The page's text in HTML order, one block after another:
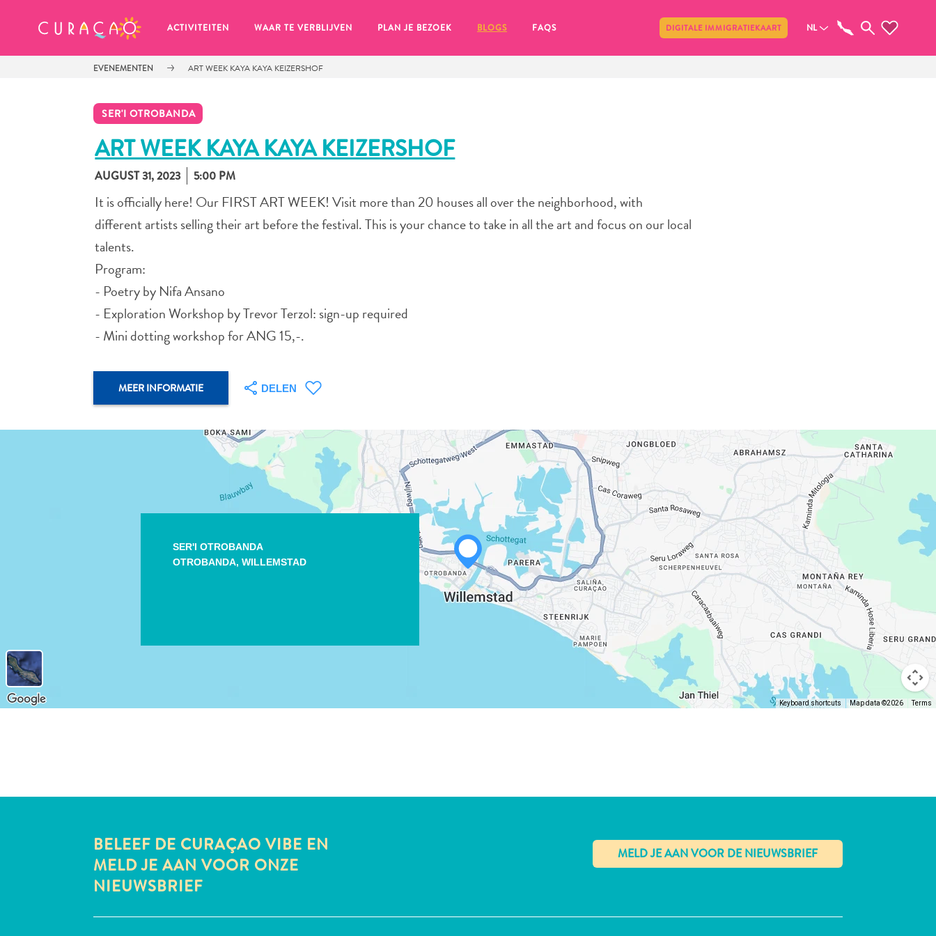
ACTIVITEITEN WAAR TE VERBLIJVEN PLAN JE BEZOEK BLOGS FAQS DIGITALE IMMIGRATIEKAART NL
EVENEMENTEN ART WEEK KAYA KAYA KEIZERSHOF
SER'I OTROBANDA
ART WEEK KAYA KAYA KEIZERSHOF
AUGUST 31, 2023 5:00 PM
It is officially here! Our FIRST ART WEEK! Visit more than 20 houses all over the neighborhood, with
different artists selling their art before the festival. This is your chance to take in all the art and focus on our local
talents.
Program:
- Poetry by Nifa Ansano
- Exploration Workshop by Trevor Terzol: sign-up required
- Mini dotting workshop for ANG 15,-.
MEER INFORMATIE DELEN
WHATSAPP
FACEBOOK
LINK KOPIËREN
SER'I OTROBANDA
OTROBANDA,WILLEMSTAD
Keyboard shortcuts Map data ©2026 Terms
BELEEF DE CURAÇAO VIBE EN
MELD JE AAN VOOR ONZE
NIEUWSBRIEF
✕
MIJN FAVORIETEN Delen
Zo te zien heb je nog geen
Wanneer je iets op wil slaan om later nog eens te bekijken, klik op het
LINK KOPIËREN